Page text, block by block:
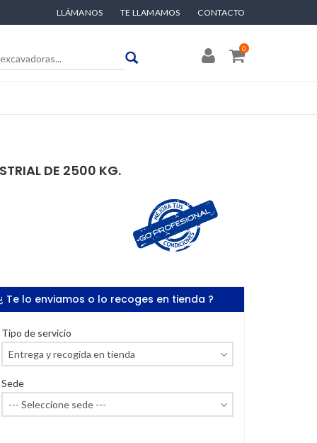
LLÁMANOS TE LLAMAMOS CONTACTO
0
DE 2500 KG.
Te lo enviamos o lo recoges en tienda ?
Tipo de servicio
Sede